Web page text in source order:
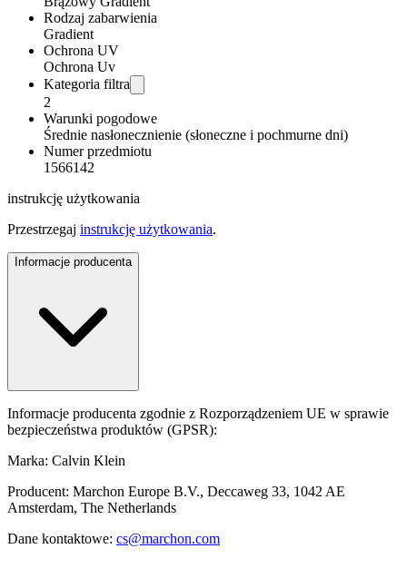
Rodzaj zabarwienia
Gradient
Ochrona UV
Ochrona Uv
Kategoria filtra
2
Warunki pogodowe
Średnie nasłonecznienie (słoneczne i pochmurne dni)
Numer przedmiotu
1566142
instrukcję użytkowania
Przestrzegaj instrukcję użytkowania.
Informacje producenta
Informacje producenta zgodnie z Rozporządzeniem UE w sprawie
bezpieczeństwa produktów (GPSR):
Marka: Calvin Klein
Producent: Marchon Europe B.V., Deccaweg 33, 1042 AE
Amsterdam, The Netherlands
Dane kontaktowe: cs@marchon.com